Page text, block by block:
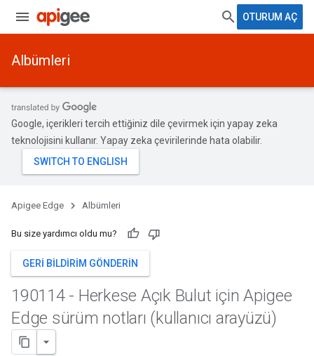
OTURUM AÇ
Albümleri
Google, içerikleri tercih ettiğiniz dile çevirmek için yapay zeka
teknolojisini kullanır. Yapay zeka çevirilerinde hata olabilir.
Apigee Edge Albümleri
Bu size yardımcı oldu mu?
GERI BILDIRIM GÖNDERIN
190114 - Herkese Açık Bulut için Apigee
Edge sürüm notları (kullanıcı arayüzü)